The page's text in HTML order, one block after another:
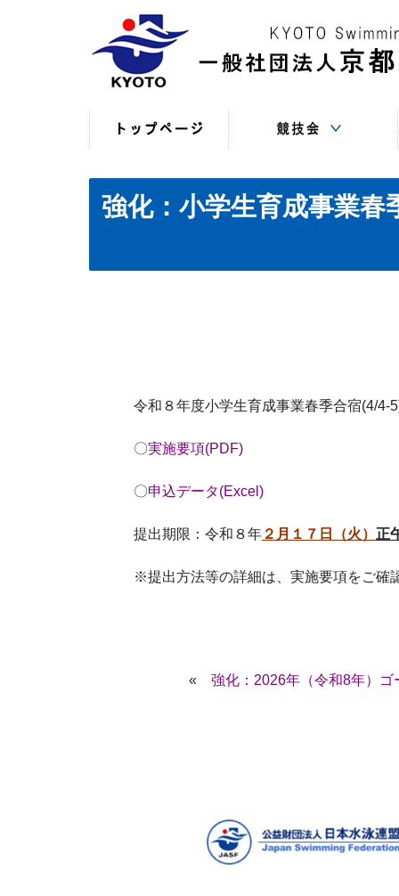
（現年度）
（過年度以前）
（申込・連絡事項等）
強化：小学生育成事業
令和８年度小学生育成事業春季合宿(4/4-
〇実施要項(PDF)
〇申込データ(Excel)
提出期限：令和８年 ２月１７日（火） 正
※提出方法等の詳細は、実施要項をご確
« 強化：2026年（令和8年）